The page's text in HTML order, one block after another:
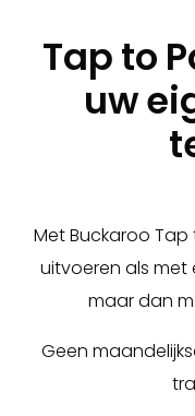
Tap to
uw
Met Buckaroo
uitvoeren als
maar dan
Geen